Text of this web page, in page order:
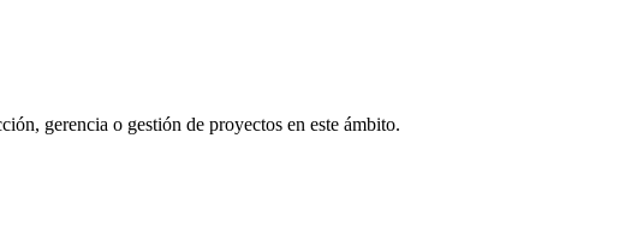
gerencia o gestión de proyectos en este ámbito.